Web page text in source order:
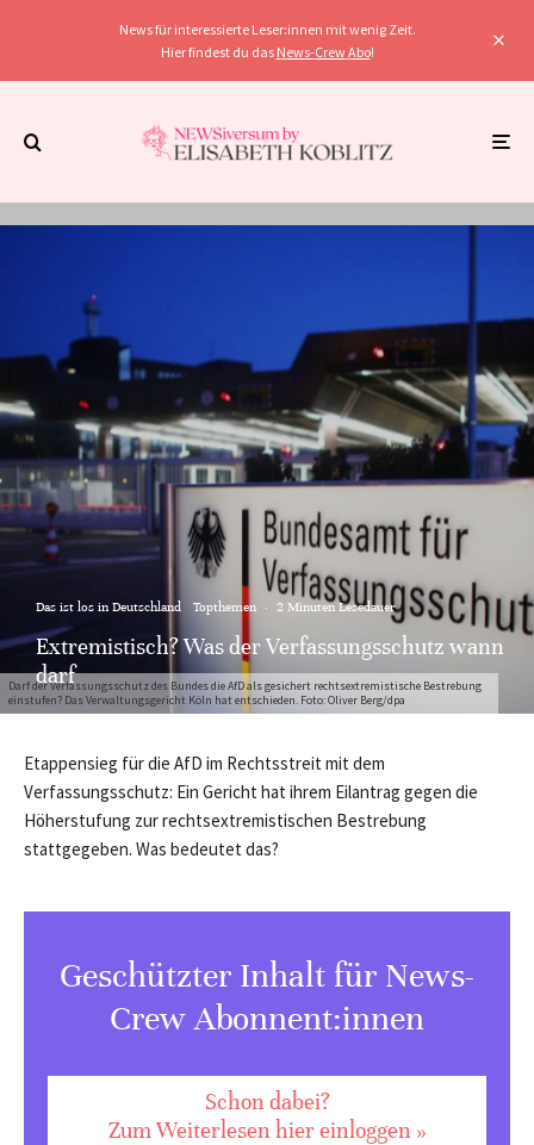
News für interessierte Leser:innen mit wenig Zeit.
Hier findest du das News-Crew Abo!
Darf der Verfassungsschutz des Bundes die AfD als gesichert rechtsextremistische Bestrebung
einstufen? Das Verwaltungsgericht Köln hat entschieden. Foto: Oliver Berg/dpa
Das ist los in Deutschland Topthemen · 2 Minuten Lesedauer
Extremistisch? Was der Verfassungsschutz wann
darf
Etappensieg für die AfD im Rechtsstreit mit dem
Verfassungsschutz: Ein Gericht hat ihrem Eilantrag gegen die
Höherstufung zur rechtsextremistischen Bestrebung
stattgegeben. Was bedeutet das?
Geschützter Inhalt für News-
Crew Abonnent:innen
Schon dabei?
Zum Weiterlesen hier einloggen »